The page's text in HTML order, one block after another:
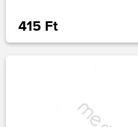
415 Ft